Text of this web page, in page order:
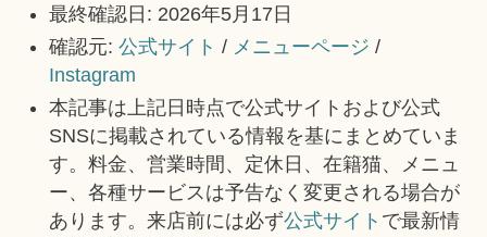
最終確認日: 2026年5月17日
確認元: 公式サイト / メニューページ /
Instagram
本記事は上記日時点で公式サイトおよび公式
SNSに掲載されている情報を基にまとめていま
す。料金、営業時間、定休日、在籍猫、メニュ
ー、各種サービスは予告なく変更される場合が
あります。来店前には必ず公式サイト で最新情